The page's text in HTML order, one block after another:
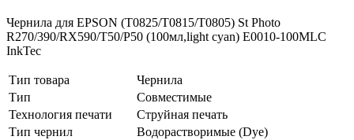
Чернила для EPSON (Т0825/T0815/T0805) St Photo
R270/390/RX590/T50/P50 (100мл,light cyan) E0010-100MLC
InkTec
Тип товара
Чернила
Тип
Совместимые
Технология печати
Струйная печать
Тип чернил
Водорастворимые (Dye)